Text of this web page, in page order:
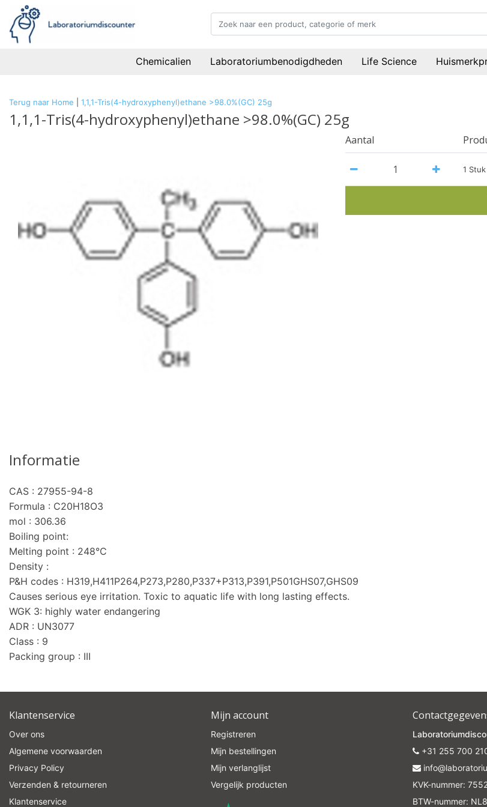
Chemicalien Laboratoriumbenodigdheden Life Science
Terug naar Home 1,1,1-Tris(4-hydroxyphenyl)ethane >98.0%(GC) 25g
1,1,1-Tris(4-hydroxyphenyl)ethane >98.0%(GC) 25g
Aantal
1 Stuk
Informatie
CAS : 27955-94-8
Formula : C20H18O3
mol : 306.36
Boiling point:
Melting point : 248°C
Density :
P&H codes : H319,H411P264,P273,P280,P337+P313,P391,P501GHS07,GHS09
Causes serious eye irritation. Toxic to aquatic life with long lasting effects.
WGK 3: highly water endangering
ADR : UN3077
Class : 9
Packing group : III
Klantenservice
Over ons
Algemene voorwaarden
Privacy Policy
Verzenden & retourneren
Klantenservice
Mijn account
Registreren
Mijn bestellingen
Mijn verlanglijst
Vergelijk producten
+31 255 700
KVK-nummer:
BTW-nummer: